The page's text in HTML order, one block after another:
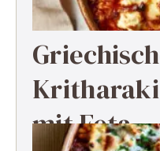
mit Feta